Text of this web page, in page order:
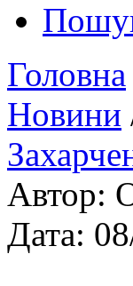
Головна
Новини
Автор:
Дата: